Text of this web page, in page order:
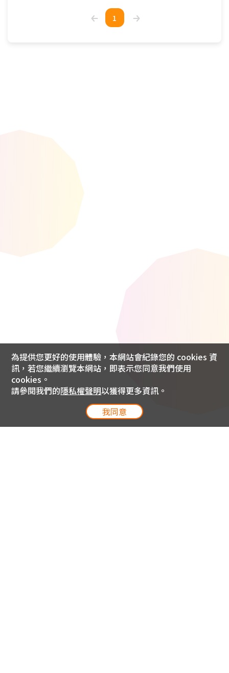
1
為提供您更好的使用體驗，本網站會紀錄您的 cookies 資
訊，若您繼續瀏覽本網站，即表示您同意我們使用
cookies。
請參閱我們的隱私權聲明以獲得更多資訊。
我同意